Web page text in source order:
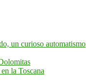
un curioso automatismo
la Toscana